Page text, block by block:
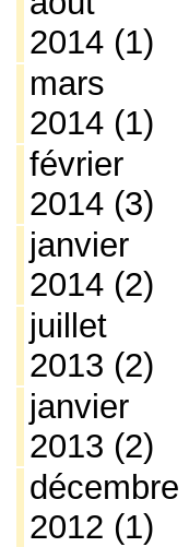
2014(1)
mars
2014(1)
février
2014(3)
janvier
2014(2)
juillet
2013 (2)
janvier
2013 (2)
décembre
2012 (1)